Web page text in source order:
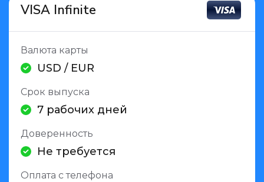
VISA Infinite
Валюта карты
USD / EUR
Срок выпуска
7 рабочих дней
Доверенность
Не требуется
Оплата с телефона